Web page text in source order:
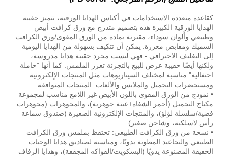
كقاعدة متعددة الاستخدامات في أكياس الهدايا الورقية، تتميز حقيبة
الهدايا الورقية الكبيرة هذه بتصميم متدرج مع ورق كرافت أبيض
وطبيعي وألوان سوداء، مقترنة بمادة من الورق المقوى/ورق الكرافت
السميك ومقابض معززة. يمكن أن تتكيف بسهولة من الهدايا اليومية
إلى التغليف الاحترافي - فهي ليست مجرد حقيبة هدايا مدروسة،
ولكنها أيضًا حقيبة عرض للبيع بالتجزئة تعزز الملمس. كما أنها "حاملة
احتفالية" مناسبة لمختلف السيناريوهات مثل المنتجات الإلكترونية
ومستحضرات التجميل والملابس والألعاب. المنتجات المتوافقة:
• نموذج من الورق المقوى باللون الأبيض غير اللامع مناسب لمجموعة
مكياج التجميل (أحمر الشفاه+عينة جوهرية)، والمجوهرات (مجوهرات
فضية/سلسلة لؤلؤ)، والمنتجات الإلكترونية الصغيرة (صندوق سماعة
رأس لاسلكية، وشاحن صغير)
• نسخة من ورق الكرافت الطبيعي: تحتفظ بملمس ورق الكرافت
الطبيعي والتجاعيد المطوية يدويًا، ومناسبة لصناديق هدايا الوجبات
الخفيفة المصنوعة يدويًا (البسكويت/الفواكه المجففة)، وهدايا الزفاف